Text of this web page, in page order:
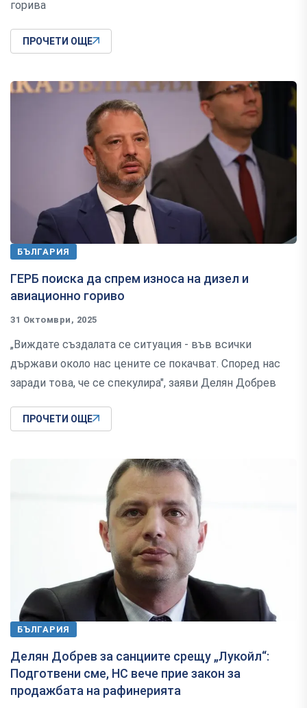
горива
ПРОЧЕТИ ОЩЕ
БЪЛГАРИЯ
ГЕРБ поиска да спрем износа на дизел и
авиационно гориво
31 Октомври, 2025
„Виждате създалата се ситуация - във всички
държави около нас цените се покачват. Според нас
заради това, че се спекулира", заяви Делян Добрев
ПРОЧЕТИ ОЩЕ
БЪЛГАРИЯ
Делян Добрев за санциите срещу „Лукойл“:
Подготвени сме, НС вече прие закон за
продажбата на рафинерията